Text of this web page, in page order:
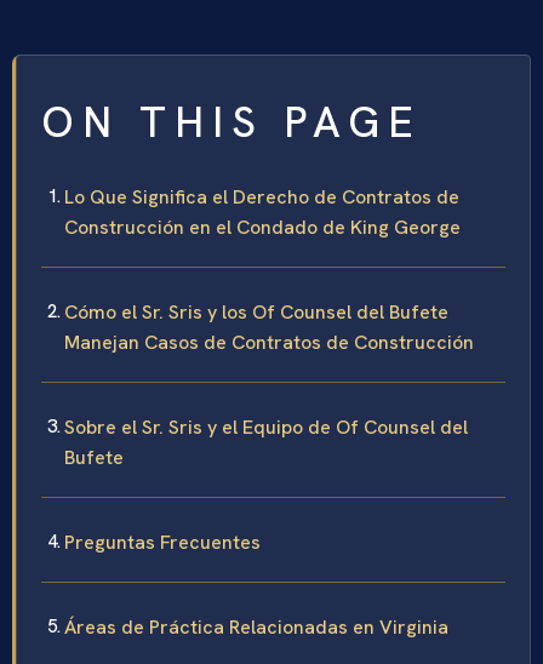
ON THIS PAGE
Lo Que Significa el Derecho de Contratos de
Construcción en el Condado de King George
Cómo el Sr. Sris y los Of Counsel del Bufete
Manejan Casos de Contratos de Construcción
Sobre el Sr. Sris y el Equipo de Of Counsel del
Bufete
Preguntas Frecuentes
Áreas de Práctica Relacionadas en Virginia